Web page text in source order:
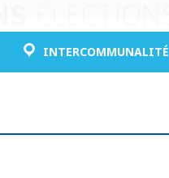
INTERCOMMUNALITÉ